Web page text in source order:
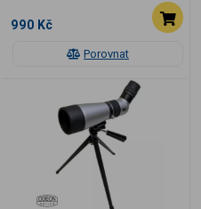
Porovnat
990 Kč